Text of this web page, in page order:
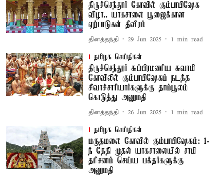
திருச்செந்தூர் கோவில் கும்பாபிஷேக
விழா.. யாகசாலை பூஜைக்கான
ஏற்பாடுகள் தீவிரம்
தினத்தந்தி 29 Jun 2025 1 min read
தமிழக செய்திகள்
திருச்செந்தூர் சுப்பிரமணிய சுவாமி
கோவிலில் கும்பாபிஷேகம் நடத்த
சிவாச்சாரியார்களுக்கு தாம்பூலம்
கொடுத்து அனுமதி
தினத்தந்தி 26 Jun 2025 1 min read
தமிழக செய்திகள்
மருதமலை கோவில் கும்பாபிஷேகம்: 1-
ந் தேதி முதல் யாகசாலையில் சாமி
தரிசனம் செய்ய பக்தர்களுக்கு
அனுமதி